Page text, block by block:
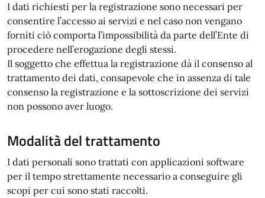
I dati richiesti per la registrazione sono necessari per
consentire l’accesso ai servizi e nel caso non vengano
forniti ciò comporta l’impossibilità da parte dell’Ente di
procedere nell’erogazione degli stessi.
Il soggetto che effettua la registrazione dà il consenso al
trattamento dei dati, consapevole che in assenza di tale
consenso la registrazione e la sottoscrizione dei servizi
non possono aver luogo.
Modalità del trattamento
I dati personali sono trattati con applicazioni software
per il tempo strettamente necessario a conseguire gli
scopi per cui sono stati raccolti.